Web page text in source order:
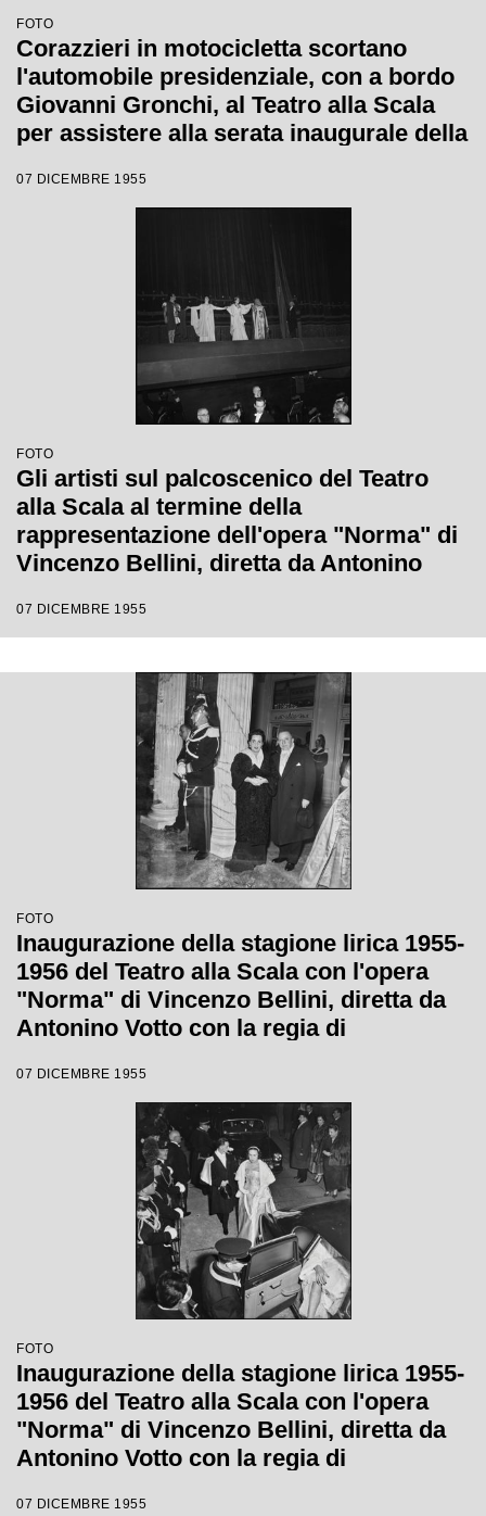
FOTO
Corazzieri in motocicletta scortano
l'automobile presidenziale, con a bordo
Giovanni Gronchi, al Teatro alla Scala
per assistere alla serata inaugurale della
"Norma" di Vincenzo Bellini, diretta da
Antonino Votto, con la regia di
07 DICEMBRE 1955
FOTO
Gli artisti sul palcoscenico del Teatro
alla Scala al termine della
rappresentazione dell'opera "Norma" di
Vincenzo Bellini, diretta da Antonino
Wallmann, che inaugura la stagione
07 DICEMBRE 1955
FOTO
Inaugurazione della stagione lirica 1955-
1956 del Teatro alla Scala con l'opera
"Norma" di Vincenzo Bellini, diretta da
Antonino Votto con la regia di
07 DICEMBRE 1955
FOTO
Inaugurazione della stagione lirica 1955-
1956 del Teatro alla Scala con l'opera
"Norma" di Vincenzo Bellini, diretta da
Antonino Votto con la regia di
07 DICEMBRE 1955